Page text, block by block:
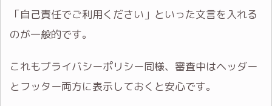
「自己責任でご利用ください」といった文言を入れる
のが一般的です。
これもプライバシーポリシー同様、審査中はヘッダー
とフッター両方に表示しておくと安心です。